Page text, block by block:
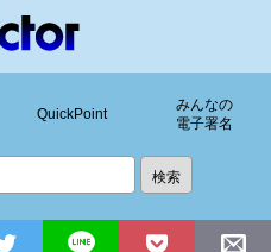
QuickPoint
みんなの
電子署名